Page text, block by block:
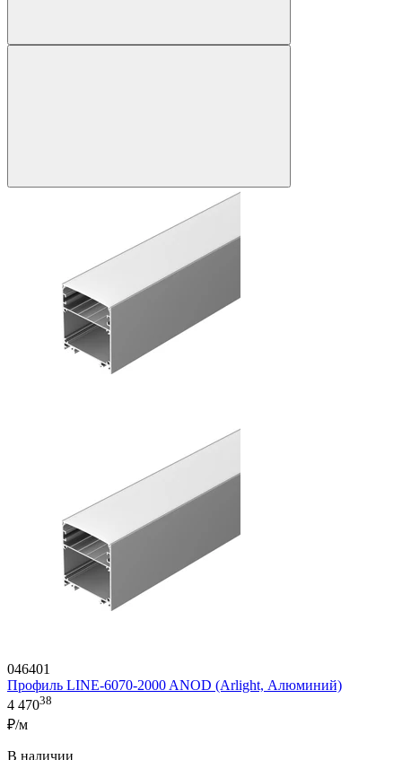
046401
Профиль LINE-6070-2000 ANOD (Arlight, Алюминий)
4 47038
₽/м
В наличии